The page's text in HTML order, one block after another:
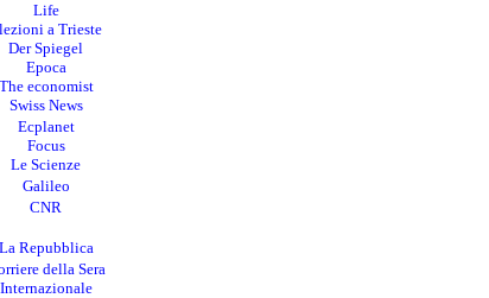
Life
a Trieste
Der Spiegel
Epoca
economist
Swiss News
Ecplanet
Focus
Le Scienze
Galileo
CNR
Repubblica
della Sera
Internazionale